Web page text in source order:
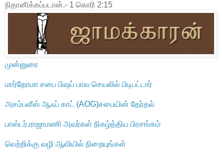
நிதானிக்கப்படான்.- 1 கொரி 2:15
முன்னுரை
மார்தோமா சபை பிஷப் பாவ செயலில் பிடிபட்டார்
அசம்பளீஸ் ஆஃப் காட் (AOG)சபையின் தேர்தல்
பாஸ்டர்.ராஜாமணி அவர்கள் நிகழ்த்திய பிரசங்கம்
வெற்றிக்கு வழி ஆவியில் நிறையுங்கள்